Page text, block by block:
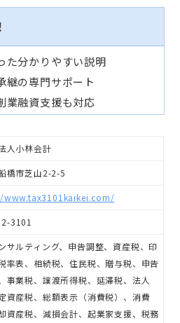
た分かりやすい説明
継の専門サポート
業融資支援も対応
人小林会計
橋市芝山2-2-5
3101
サルティング、申告調整、資産税、印
率表、相続税、住民税、贈与税、申告
事業税、譲渡所得税、延滞税、法人
資産税、総額表示（消費税）、消費
資産税、減損会計、起業家支援、税務